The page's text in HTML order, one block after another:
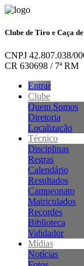
Clube de Tiro e Caça
CNPJ 42.807.038/
CR 630698 / 7ª RM
Entrar
Clube
Quem Somos
Diretoria
Localização
Técnico
Disciplinas
Regras
Calendário
Resultados
Campeonato
Matriculados
Recordes
Biblioteca
Validador
Mídias
Notícias